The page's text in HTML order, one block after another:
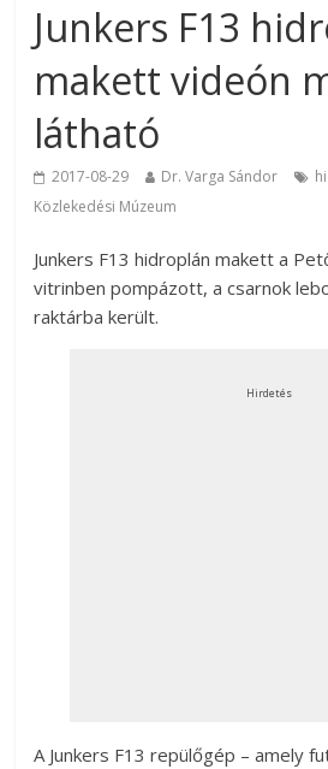
Junkers F13
makett videón
látható
2017-08-29 Dr. Varga Sándor
Közlekedési Múzeum
Junkers F13 hidroplán makett a
vitrinben pompázott, a csarnok
raktárba került.
Hirdetés
A Junkers F13 repülőgép – amely